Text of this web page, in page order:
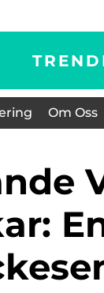
Om Oss